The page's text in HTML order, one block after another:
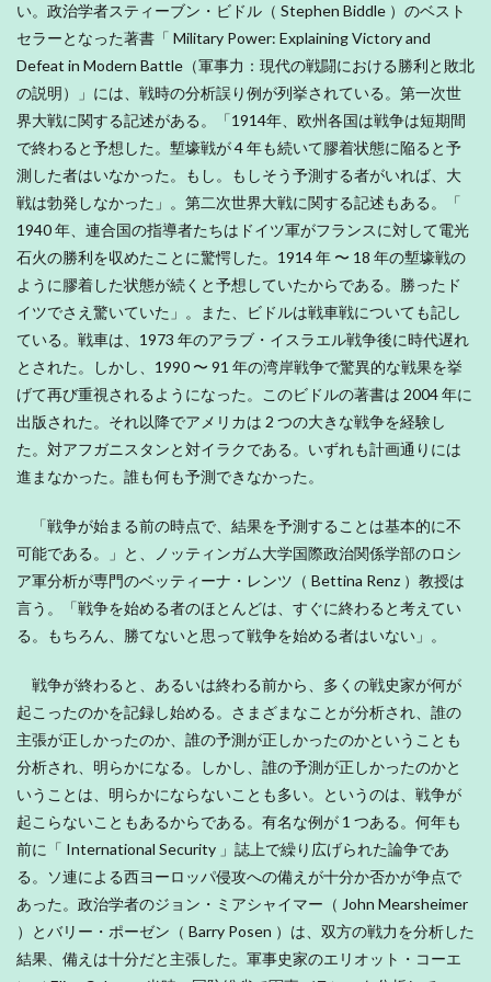
い。政治学者スティーブン・ビドル（ Stephen Biddle ）のベスト
セラーとなった著書「 Military Power: Explaining Victory and
Defeat in Modern Battle（軍事力：現代の戦闘における勝利と敗北
の説明）」には、戦時の分析誤り例が列挙されている。第一次世
界大戦に関する記述がある。「1914年、欧州各国は戦争は短期間
で終わると予想した。塹壕戦が 4 年も続いて膠着状態に陥ると予
測した者はいなかった。もし。もしそう予測する者がいれば、大
戦は勃発しなかった」。第二次世界大戦に関する記述もある。「
1940 年、連合国の指導者たちはドイツ軍がフランスに対して電光
石火の勝利を収めたことに驚愕した。1914 年 〜 18 年の塹壕戦の
ように膠着した状態が続くと予想していたからである。勝ったド
イツでさえ驚いていた」。また、ビドルは戦車戦についても記し
ている。戦車は、1973 年のアラブ・イスラエル戦争後に時代遅れ
とされた。しかし、1990 〜 91 年の湾岸戦争で驚異的な戦果を挙
げて再び重視されるようになった。このビドルの著書は 2004 年に
出版された。それ以降でアメリカは 2 つの大きな戦争を経験し
た。対アフガニスタンと対イラクである。いずれも計画通りには
進まなかった。誰も何も予測できなかった。
「戦争が始まる前の時点で、結果を予測することは基本的に不
可能である。」と、ノッティンガム大学国際政治関係学部のロシ
ア軍分析が専門のベッティーナ・レンツ（ Bettina Renz ）教授は
言う。「戦争を始める者のほとんどは、すぐに終わると考えてい
る。もちろん、勝てないと思って戦争を始める者はいない」。
戦争が終わると、あるいは終わる前から、多くの戦史家が何が
起こったのかを記録し始める。さまざまなことが分析され、誰の
主張が正しかったのか、誰の予測が正しかったのかということも
分析され、明らかになる。しかし、誰の予測が正しかったのかと
いうことは、明らかにならないことも多い。というのは、戦争が
起こらないこともあるからである。有名な例が 1 つある。何年も
前に「 International Security 」誌上で繰り広げられた論争であ
る。ソ連による西ヨーロッパ侵攻への備えが十分か否かが争点で
あった。政治学者のジョン・ミアシャイマー（ John Mearsheimer
）とバリー・ポーゼン（ Barry Posen ）は、双方の戦力を分析した
結果、備えは十分だと主張した。軍事史家のエリオット・コーエ